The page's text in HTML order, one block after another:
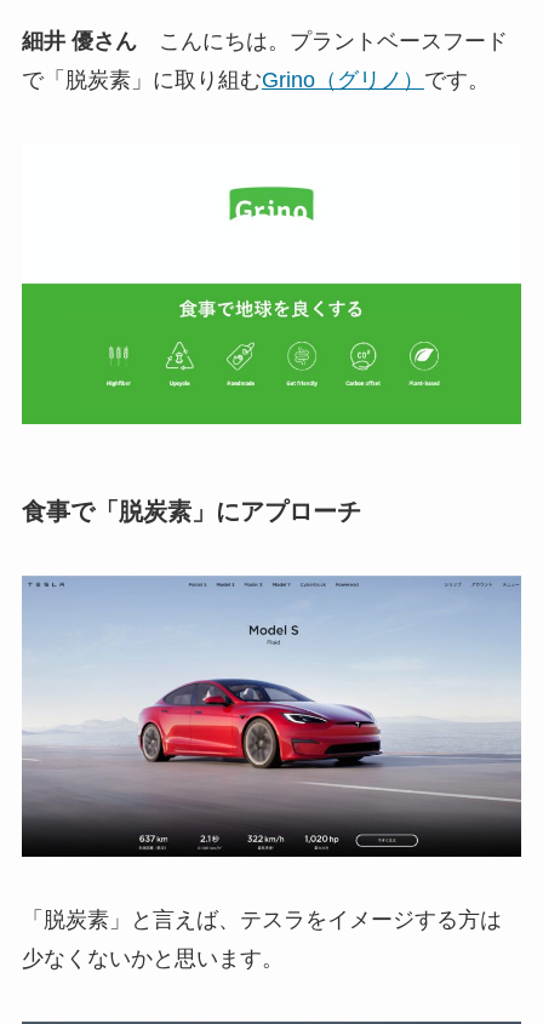
細井 優さんこんにちは。プラントベースフード
で「脱炭素」に取り組むGrino（グリノ） です。
食事で「脱炭素」にアプローチ
「脱炭素」と言えば、テスラをイメージする方は
少なくないかと思います。